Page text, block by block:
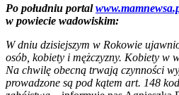
Po południu portal
w powiecie wadowiskim:
W dniu dzisiejszym w Rokowie
osób, kobiety i mężczyzny. Kobiety w
Na chwilę obecną trwają czynności
prowadzone są pod kątem art. 148